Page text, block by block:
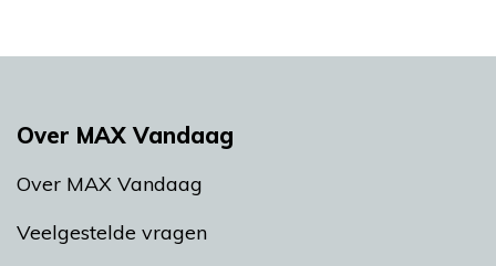
Over MAX Vandaag
Over MAX Vandaag
Veelgestelde vragen